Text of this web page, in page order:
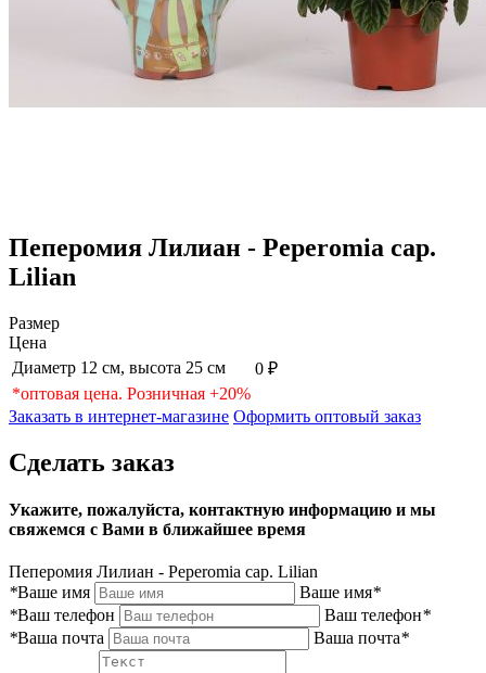
Пеперомия Лилиан - Peperomia cap.
Lilian
Размер
Цена
Диаметр 12 см, высота 25 см
0 ₽
*оптовая цена. Розничная +20%
Заказать в интернет-магазине Оформить оптовый заказ
Сделать заказ
Укажите, пожалуйста, контактную информацию и мы
свяжемся с Вами в ближайшее время
Пеперомия Лилиан - Peperomia cap. Lilian
*Ваше имя Ваше имя*
*Ваш телефон Ваш телефон*
*Ваша почта Ваша почта*